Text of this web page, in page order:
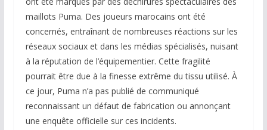
maillots Puma. Des joueurs marocains ont été
concernés, entraînant de nombreuses réactions sur les
réseaux sociaux et dans les médias spécialisés, nuisant
à la réputation de l’équipementier. Cette fragilité
pourrait être due à la finesse extrême du tissu utilisé. À
ce jour, Puma n’a pas publié de communiqué
reconnaissant un défaut de fabrication ou annonçant
une enquête officielle sur ces incidents.